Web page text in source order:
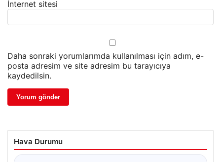
İnternet sitesi
Daha sonraki yorumlarımda kullanılması için adım, e-
posta adresim ve site adresim bu tarayıcıya
kaydedilsin.
Hava Durumu